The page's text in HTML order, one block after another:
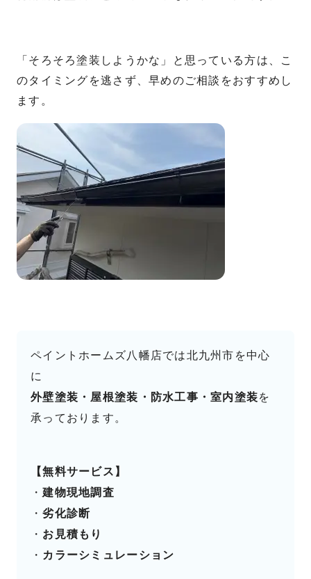
「そろそろ塗装しようかな」と思っている方は、こ
のタイミングを逃さず、早めのご相談をおすすめし
ます。
ペイントホームズ八幡店では北九州市を中心
に
外壁塗装・屋根塗装・防水工事・室内塗装を
承っております。
【無料サービス】
・建物現地調査
・劣化診断
・ お見積もり
・ カラーシミュレーション